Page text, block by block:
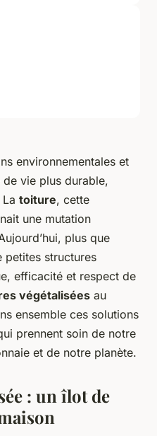
environnementales et
de vie plus durable,
toiture, cette
une mutation
plus que
petites structures
efficacité et respect de
végétalisées au
ensemble ces solutions
prennent soin de notre
et de notre planète.
: un îlot de